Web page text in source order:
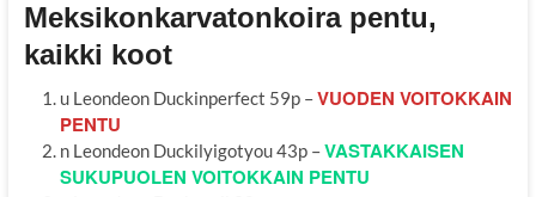
Meksikonkarvatonkoira pentu,
kaikki koot
u Leondeon Duckinperfect 59p –VUODEN VOITOKKAIN
PENTU
n Leondeon Duckilyigotyou 43p –VASTAKKAISEN
SUKUPUOLEN VOITOKKAIN PENTU